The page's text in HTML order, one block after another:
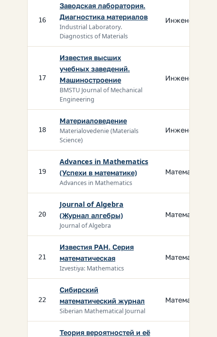
16
Заводская лаборатория.
Диагностика материалов
Industrial Laboratory.
Diagnostics of Materials
Инженерия
17
Известия высших
учебных заведений.
Машиностроение
BMSTU Journal of Mechanical
Engineering
Инженерия
18
Материаловедение
Materialovedenie (Materials
Science)
Инженерия
19
Advances in Mathematics
(Успехи в математике)
Advances in Mathematics
Математика
20
Journal of Algebra
(Журнал алгебры)
Journal of Algebra
Математика
21
Известия РАН. Серия
математическая
Izvestiya: Mathematics
Математика
22
Сибирский
математический журнал
Siberian Mathematical Journal
Математика
Теория вероятностей и её